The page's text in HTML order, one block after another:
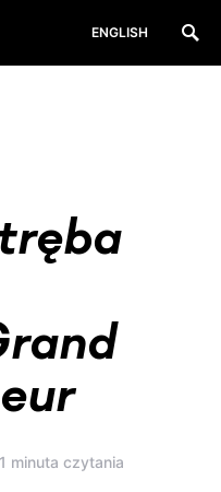
ENGLISH
1 minuta czytania